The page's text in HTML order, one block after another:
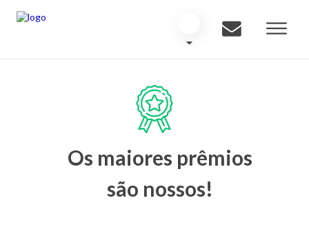
Os maiores prêmios
são nossos!